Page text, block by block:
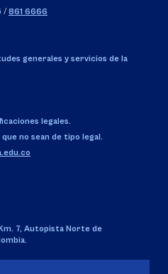
/ 861 6666
generales y servicios de la
legales.
no sean de tipo legal.
Km. 7, Autopista Norte de